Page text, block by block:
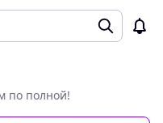
по полной!